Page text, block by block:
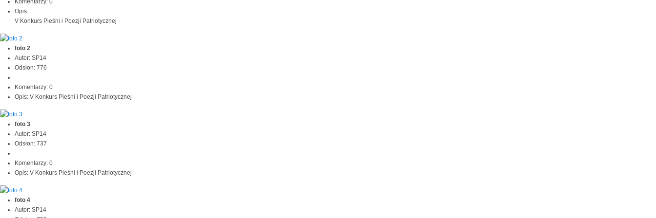
Komentarzy: 0
Opis:
V Konkurs Pieśni i Poezji Patriotycznej
foto 2
Autor: SP14
Odsłon: 776
Komentarzy: 0
Opis: V Konkurs Pieśni i Poezji Patriotycznej
foto 3
Autor: SP14
Odsłon: 737
Komentarzy: 0
Opis: V Konkurs Pieśni i Poezji Patriotycznej
foto 4
Autor: SP14